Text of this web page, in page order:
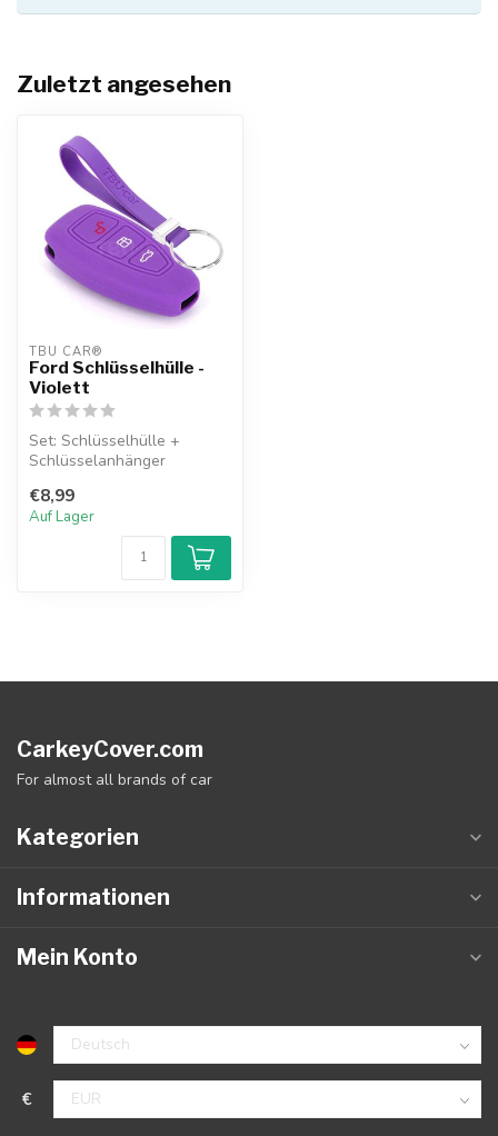
Zuletzt angesehen
TBU CAR®
Ford Schlüsselhülle -
Violett
Set: Schlüsselhülle +
Schlüsselanhänger
€8,99
Auf Lager
CarkeyCover.com
For almost all brands of car
Kategorien
Informationen
Mein Konto
€